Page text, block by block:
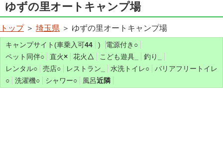
ゆずの里オートキャンプ場
トップ＞ 埼玉県 ＞ ゆずの里オートキャンプ場
キャンプサイト(車乗入可44 ) 電源付き ○
ペット同伴○ 直火× 花火 △ こども遊具 釣り
レンタル○ 売店○ レストラン 水洗トイレ○
バリアフリートイレ
○
洗濯機○ シャワー○ 風呂近隣